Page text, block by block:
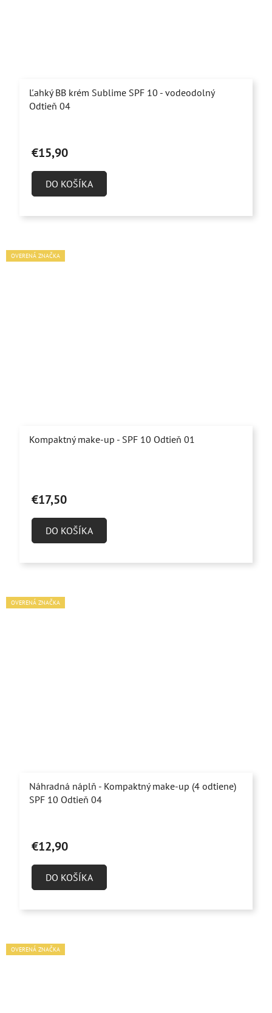
Ľahký BB krém Sublime SPF 10 - vodeodolný
Odtieň 04
€15,90
DO KOŠÍKA
OVERENÁ ZNAČKA
Kompaktný make-up - SPF 10 Odtieň 01
€17,50
DO KOŠÍKA
OVERENÁ ZNAČKA
Náhradná náplň - Kompaktný make-up (4 odtiene)
SPF 10 Odtieň 04
hodnotenie
produktu
5,0
€12,90
DO KOŠÍKA
OVERENÁ ZNAČKA